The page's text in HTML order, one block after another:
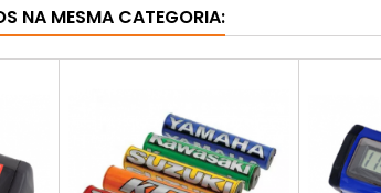
NA MESMA CATEGORIA: